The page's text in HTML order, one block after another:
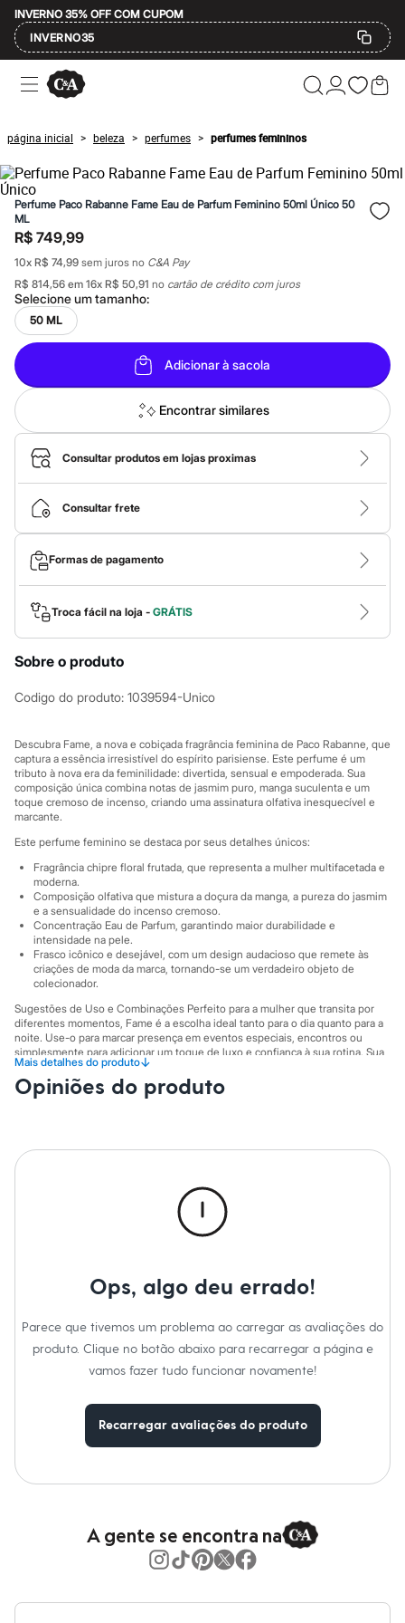
INVERNO 35% OFF COM CUPOM
INVERNO35
Ofertas
Compre por Departamento
Masculino
Infantil
Calçados
Mindse7
Plus Size
Até 20% off
Até 40% off
Até 60% off
A partir de 60% off
Feminino
Em alta
Inverno
Alfaiataria
Novidades
Roupas
Blusas e Camisetas
Básicos
Calças
Casacos e Jaquetas
Jeans
Macacões
Saias
Shorts e Bermudas
Vestidos
Acessórios
Bolsas
Bonés e Chapéus
Bijoux
Cintos
Óculos
Relógios
Calçados
Botas
Chinelos
Sandálias
Tênis
Marcas
City
Clock House
Mindset
Sawary
Yessica
Moda esportiva
Acessórios
Blusas
Calçados
Leggings
Shorts e Bermudas
Tops
Moda íntima
Calcinhas
Meias
Pijamas
Sutiãs e Tops
Moda praia
Biquínis
Maiôs
Blusas e Camisetas
Inverno
Novidades
Roupas
Camisetas e Regatas
Casacos e Jaquetas
Polos
Acessórios
Calçados
página inicial > beleza > perfumes > perfumes femininos
Perfume Paco Rabanne Fame Eau de Parfum Feminino 50ml Único 50
ML
R$ 749,99
10x R$ 74,99 sem juros no C&A Pay
R$ 814,56 em 16x R$ 50,91 no cartão de crédito com juros
Selecione umtamanho:
50 ML
Adicionar à sacola
Encontrar similares
Consultar produtos em lojas proximas
Consultar frete
Formas de pagamento
Troca fácil na loja - GRÁTIS
Sobre o produto
Codigo do produto: 1039594-Unico
Descubra Fame, a nova e cobiçada fragrância feminina de Paco Rabanne, que
captura a essência irresistível do espírito parisiense. Este perfume é um
tributo à nova era da feminilidade: divertida, sensual e empoderada. Sua
composição única combina notas de jasmim puro, manga suculenta e um
toque cremoso de incenso, criando uma assinatura olfativa inesquecível e
marcante.
Este perfume feminino se destaca por seus detalhes únicos:
Fragrância chipre floral frutada, que representa a mulher multifacetada e
moderna.
Composição olfativa que mistura a doçura da manga, a pureza do jasmim
e a sensualidade do incenso cremoso.
Concentração Eau de Parfum, garantindo maior durabilidade e
intensidade na pele.
Frasco icônico e desejável, com um design audacioso que remete às
criações de moda da marca, tornando-se um verdadeiro objeto de
colecionador.
Sugestões de Uso e Combinações Perfeito para a mulher que transita por
diferentes momentos, Fame é a escolha ideal tanto para o dia quanto para a
noite. Use-o para marcar presença em eventos especiais, encontros ou
simplesmente para adicionar um toque de luxo e confiança à sua rotina. Sua
aura sensual e divertida complementa desde looks casuais e modernos até
produções mais sofisticadas, expressando uma personalidade única e
autêntica.
Mais detalhes do produto↓
Informacoes gerais:
Opiniões do produto
Ops, algo deu errado!
Parece que tivemos um problema ao carregar as avaliações do
produto. Clique no botão abaixo para recarregar a página e
vamos fazer tudo funcionar novamente!
Recarregar avaliações do produto
A gente se encontra na